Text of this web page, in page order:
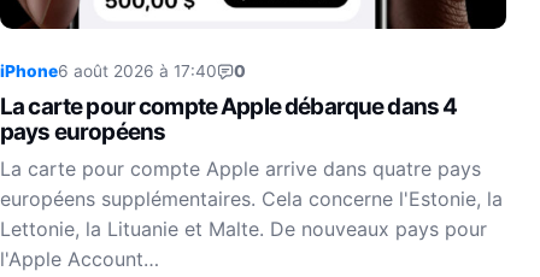
iPhone6 août 2026 à 17:40 0
La carte pour compte Apple débarque dans 4
pays européens
La carte pour compte Apple arrive dans quatre pays
européens supplémentaires. Cela concerne l'Estonie, la
Lettonie, la Lituanie et Malte. De nouveaux pays pour
l'Apple Account…